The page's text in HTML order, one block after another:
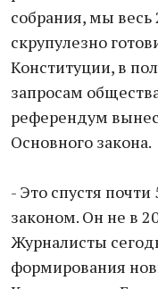
собрания, мы весь
скрупулезно
Конституции, в
запросам
референдум
Основного закона.
- Это спустя
законом. Он не в
Журналисты
формирования